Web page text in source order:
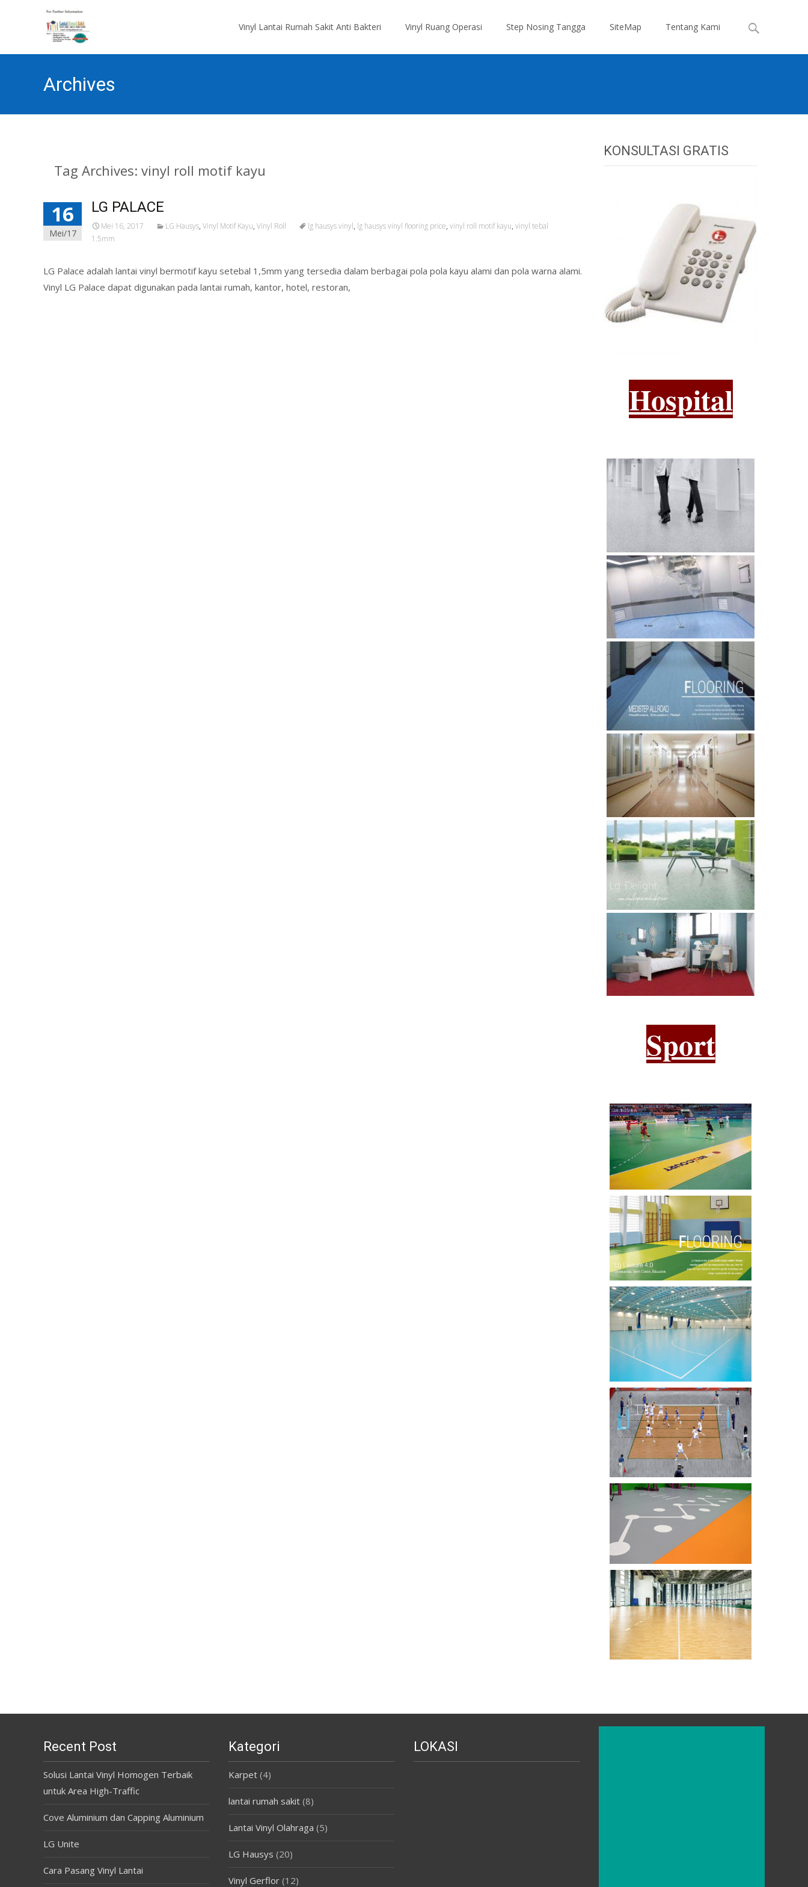
Vinyl Lantai Rumah Sakit Anti Bakteri Vinyl Ruang Operasi Step Nosing Tangga SiteMap Tentang Kami
Search
Archives
Tag Archives: vinyl roll motif kayu
16
Mei/17
LG PALACE
Mei 16, 2017 LG Hausys, Vinyl Motif Kayu, Vinyl Roll lg hausys vinyl, lg hausys vinyl flooring price, vinyl roll motif kayu, vinyl tebal
1.5mm
LG Palace adalah lantai vinyl bermotif kayu setebal 1,5mm yang tersedia dalam berbagai pola pola kayu alami dan pola warna alami.
Vinyl LG Palace dapat digunakan pada lantai rumah, kantor, hotel, restoran,
KONSULTASI GRATIS
Hospital
Sport
Recent Post
Solusi Lantai Vinyl Homogen Terbaik
untuk Area High-Traffic
Cove Aluminium dan Capping Aluminium
LG Unite
Cara Pasang Vinyl Lantai
Kategori
Karpet (4)
lantai rumah sakit (8)
Lantai Vinyl Olahraga (5)
LG Hausys (20)
Vinyl Gerflor (12)
LOKASI